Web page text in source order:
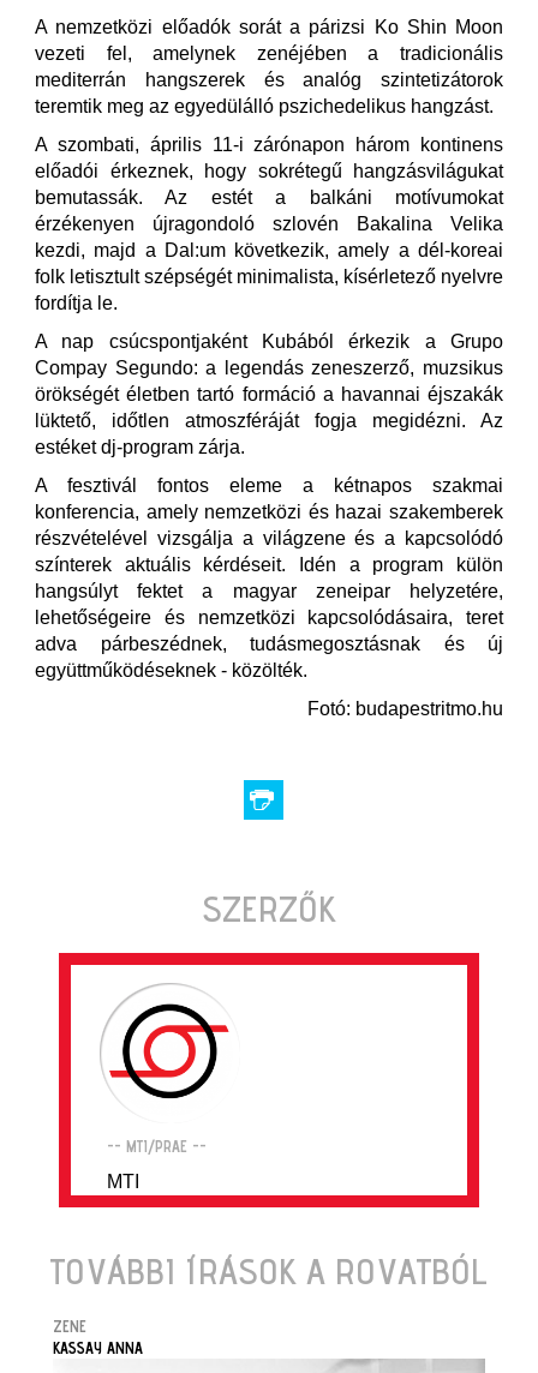
A nemzetközi előadók sorát a párizsi Ko Shin Moon
vezeti fel, amelynek zenéjében a tradicionális
mediterrán hangszerek és analóg szintetizátorok
teremtik meg az egyedülálló pszichedelikus hangzást.
A szombati, április 11-i zárónapon három kontinens
előadói érkeznek, hogy sokrétegű hangzásvilágukat
bemutassák. Az estét a balkáni motívumokat
érzékenyen újragondoló szlovén Bakalina Velika
kezdi, majd a Dal:um következik, amely a dél-koreai
folk letisztult szépségét minimalista, kísérletező nyelvre
fordítja le.
A nap csúcspontjaként Kubából érkezik a Grupo
Compay Segundo: a legendás zeneszerző, muzsikus
örökségét életben tartó formáció a havannai éjszakák
lüktető, időtlen atmoszféráját fogja megidézni. Az
estéket dj-program zárja.
A fesztivál fontos eleme a kétnapos szakmai
konferencia, amely nemzetközi és hazai szakemberek
részvételével vizsgálja a világzene és a kapcsolódó
színterek aktuális kérdéseit. Idén a program külön
hangsúlyt fektet a magyar zeneipar helyzetére,
lehetőségeire és nemzetközi kapcsolódásaira, teret
adva párbeszédnek, tudásmegosztásnak és új
együttműködéseknek - közölték.
Fotó: budapestritmo.hu
SZERZŐK
-- MTI/PRAE --
MTI
TOVÁBBI ÍRÁSOK A ROVATBÓL
ZENE
KASSAY ANNA